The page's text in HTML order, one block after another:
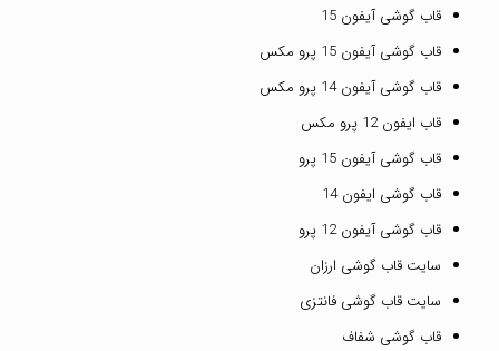
قاب گوشی آیفون 15
قاب گوشی آیفون 15 پرو مکس
قاب گوشی آیفون 14 پرو مکس
قاب ایفون 12 پرو مکس
قاب گوشی آیفون 15 پرو
قاب گوشی ایفون 14
قاب گوشی آیفون 12 پرو
سایت قاب گوشی ارزان
سایت قاب گوشی فانتزی
قاب گوشی شفاف